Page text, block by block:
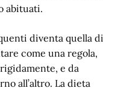
abituati.
diventa quella di
come una regola,
e da
all’altro. La dieta